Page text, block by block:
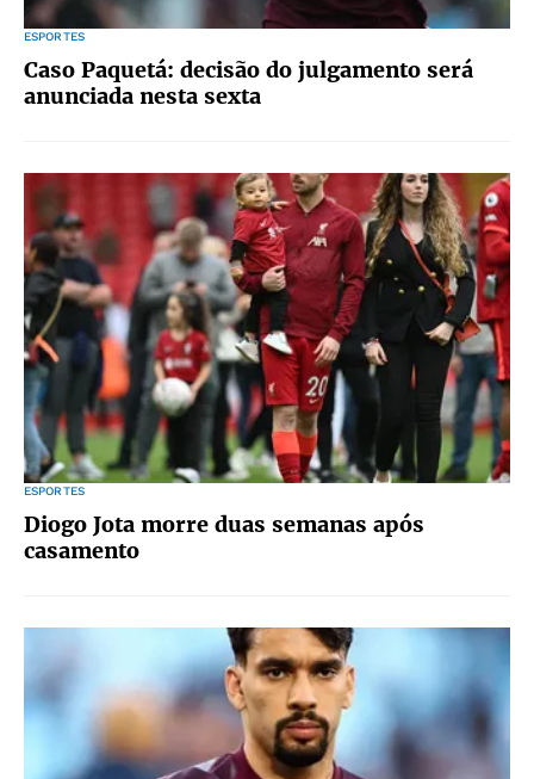
ESPORTES
Caso Paquetá: decisão do julgamento será
anunciada nesta sexta
ESPORTES
Diogo Jota morre duas semanas após
casamento